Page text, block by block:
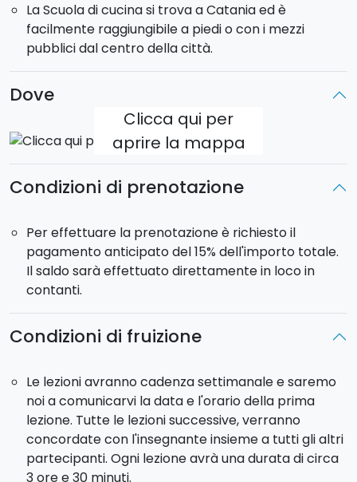
La Scuola di cucina si trova a Catania ed è
facilmente raggiungibile a piedi o con i mezzi
pubblici dal centro della città.
Dove
Clicca qui per
aprire la mappa
Condizioni di prenotazione
Per effettuare la prenotazione è richiesto il
pagamento anticipato del 15% dell'importo totale.
Il saldo sarà effettuato direttamente in loco in
contanti.
Condizioni di fruizione
Le lezioni avranno cadenza settimanale e saremo
noi a comunicarvi la data e l'orario della prima
lezione. Tutte le lezioni successive, verranno
concordate con l'insegnante insieme a tutti gli altri
partecipanti. Ogni lezione avrà una durata di circa
3 ore e 30 minuti.